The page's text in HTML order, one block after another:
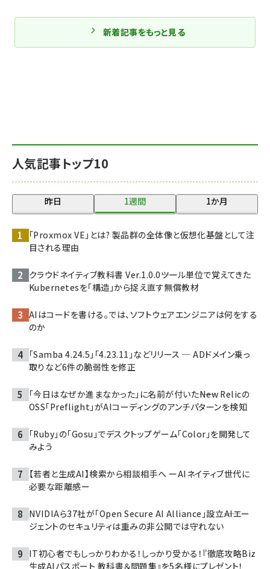
人気記事トップ10
昨日 1週間 1か月
「Proxmox VE」とは? 製品群の全体像と仮想化基盤として注
目される理由
クラウドネイティブ教科書 Ver.1.0.0――ツール単位で覚えてきた
Kubernetesを「構造」から捉え直す無償教材
AIはコードを書ける。では、ソフトウェアエンジニアは何をする
のか
「Samba 4.24.5」「4.23.11」などリリース ─ ADドメイン乗っ
取りなど6件の脆弱性を修正
「今日はなぜか進まなかった」に名前が付いた――New Relicの
OSS「Preflight」がAIコーディングのアンチパターンを検知
「Ruby」の「Gosu」でデスクトップゲーム「Color」を開発して
みよう
【若者と生成AI】検索から相談相手へ ーAIネイティブ世代に
必要な距離感ー
NVIDIAら37社が「Open Secure AI Alliance」設立――AIエー
ジェントのセキュリティは重みの非公開では守れない
IT初心者でもしっかりわかる！しっかり受かる！『徹底攻略Biz
生成AIパスポート 教科書＆問題集』を5名様にプレゼント！
新着記事をもっと見る